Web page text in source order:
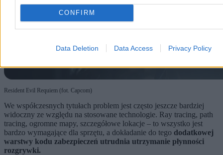
CONFIRM
Data Deletion Data Access Privacy Policy
Resident Evil Requiem (fot. Capcom)
We współczesnych tytułach problem jest często jeszcze bardziej
widoczny ze względu na stosowane technologie. Ray tracing, path
tracing, ogromne mapy, szczegółowe lokacje – to wszystko jest
bardzo wymagające dla sprzętu, a dokładanie do tego dodatkowej
warstwy kodu zabezpieczeń utrudnia utrzymanie płynności
rozgrywki.